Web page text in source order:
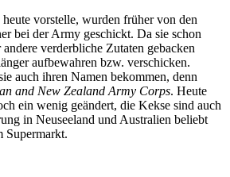
vorstelle, wurden früher von den
bei der Army geschickt. Da sie schon
verderbliche Zutaten gebacken
aufbewahren bzw. verschicken.
auch ihren Namen bekommen, denn
and New Zealand Army Corps. Heute
ein wenig geändert, die Kekse sind auch
in Neuseeland und Australien beliebt
Supermarkt.